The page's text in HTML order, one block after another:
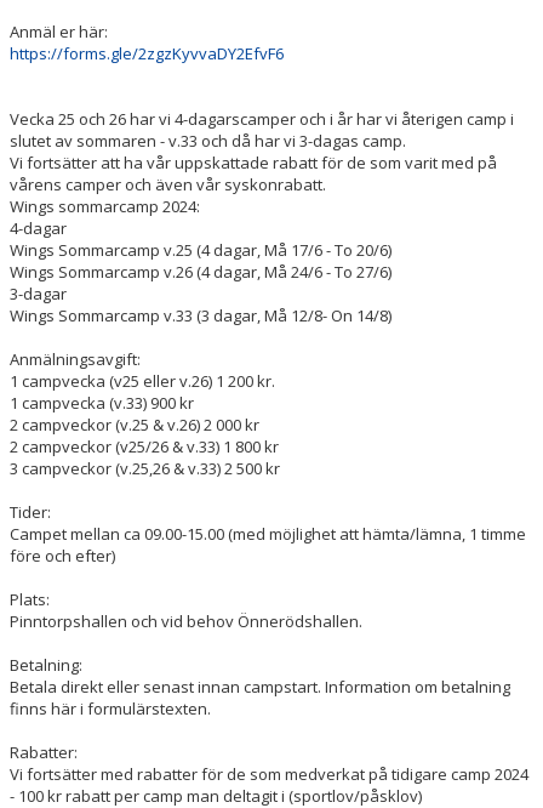
Anmäl er här:
https://forms.gle/2zgzKyvvaDY2EfvF6
Vecka 25 och 26 har vi 4-dagarscamper och i år har vi återigen camp i
slutet av sommaren - v.33 och då har vi 3-dagas camp.
Vi fortsätter att ha vår uppskattade rabatt för de som varit med på
vårens camper och även vår syskonrabatt.
Wings sommarcamp 2024:
4-dagar
Wings Sommarcamp v.25 (4 dagar, Må 17/6 - To 20/6)
Wings Sommarcamp v.26 (4 dagar, Må 24/6 - To 27/6)
3-dagar
Wings Sommarcamp v.33 (3 dagar, Må 12/8- On 14/8)
Anmälningsavgift:
1 campvecka (v25 eller v.26) 1 200 kr.
1 campvecka (v.33) 900 kr
2 campveckor (v.25 & v.26) 2 000 kr
2 campveckor (v25/26 & v.33) 1 800 kr
3 campveckor (v.25,26 & v.33) 2 500 kr
Tider:
Campet mellan ca 09.00-15.00 (med möjlighet att hämta/lämna, 1 timme
före och efter)
Plats:
Pinntorpshallen och vid behov Önnerödshallen.
Betalning:
Betala direkt eller senast innan campstart. Information om betalning
finns här i formulärstexten.
Rabatter:
Vi fortsätter med rabatter för de som medverkat på tidigare camp 2024
- 100 kr rabatt per camp man deltagit i (sportlov/påsklov)